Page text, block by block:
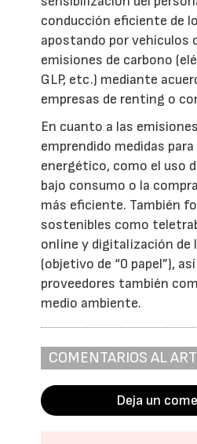
conducción eficiente de
apostando por vehículos
emisiones de carbono
GLP, etc.) mediante
empresas de renting o
En cuanto a las
emprendido medidas
energético, como el uso
bajo consumo o la
más eficiente. También
sostenibles como
online y digitalización de
(objetivo de “0 papel”),
proveedores también
medio ambiente.
COMENTARIOS AL
Deja un